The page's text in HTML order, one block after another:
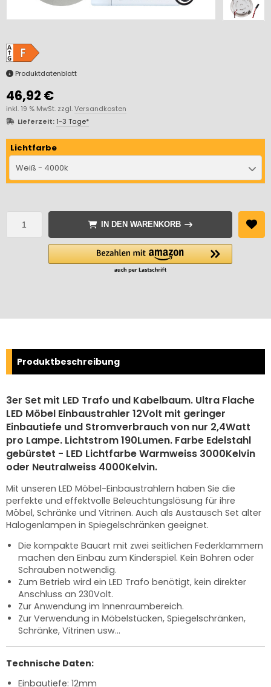
Produktdatenblatt
46,92 €
inkl. 19 % MwSt. zzgl.Versandkosten
Lieferzeit:1-3 Tage*
Lichtfarbe
Weiß - 4000k
IN DEN WARENKORB
Produktbeschreibung
3er Set mit LED Trafo und Kabelbaum. Ultra Flache
LED Möbel Einbaustrahler 12Volt mit geringer
Einbautiefe und Stromverbrauch von nur 2,4Watt
pro Lampe. Lichtstrom 190Lumen. Farbe Edelstahl
gebürstet - LED Lichtfarbe Warmweiss 3000Kelvin
oder Neutralweiss 4000Kelvin.
Mit unseren LED Möbel-Einbaustrahlern haben Sie die
perfekte und effektvolle Beleuchtungslösung für ihre
Möbel, Schränke und Vitrinen. Auch als Austausch Set alter
Halogenlampen in Spiegelschränken geeignet.
Die kompakte Bauart mit zwei seitlichen Federklammern
machen den Einbau zum Kinderspiel. Kein Bohren oder
Schrauben notwendig.
Zum Betrieb wird ein LED Trafo benötigt, kein direkter
Anschluss an 230Volt.
Zur Anwendung im Innenraumbereich.
Zur Verwendung in Möbelstücken, Spiegelschränken,
Schränke, Vitrinen usw...
Technische Daten:
Einbautiefe: 12mm